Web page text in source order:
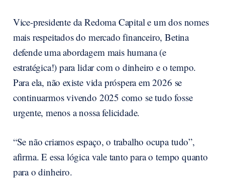
Vice-presidente da Redoma Capital e um dos nomes
mais respeitados do mercado financeiro, Betina
defende uma abordagem mais humana (e
estratégica!) para lidar com o dinheiro e o tempo.
Para ela, não existe vida próspera em 2026 se
continuarmos vivendo 2025 como se tudo fosse
urgente, menos a nossa felicidade.
“Se não criamos espaço, o trabalho ocupa tudo”,
afirma. E essa lógica vale tanto para o tempo quanto
para o dinheiro.